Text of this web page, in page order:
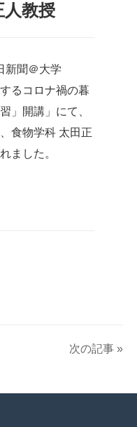
人教授
新聞＠大学
るコロナ禍の暮
」開講」にて、
食物学科 太田正
ました。
次の記事 »